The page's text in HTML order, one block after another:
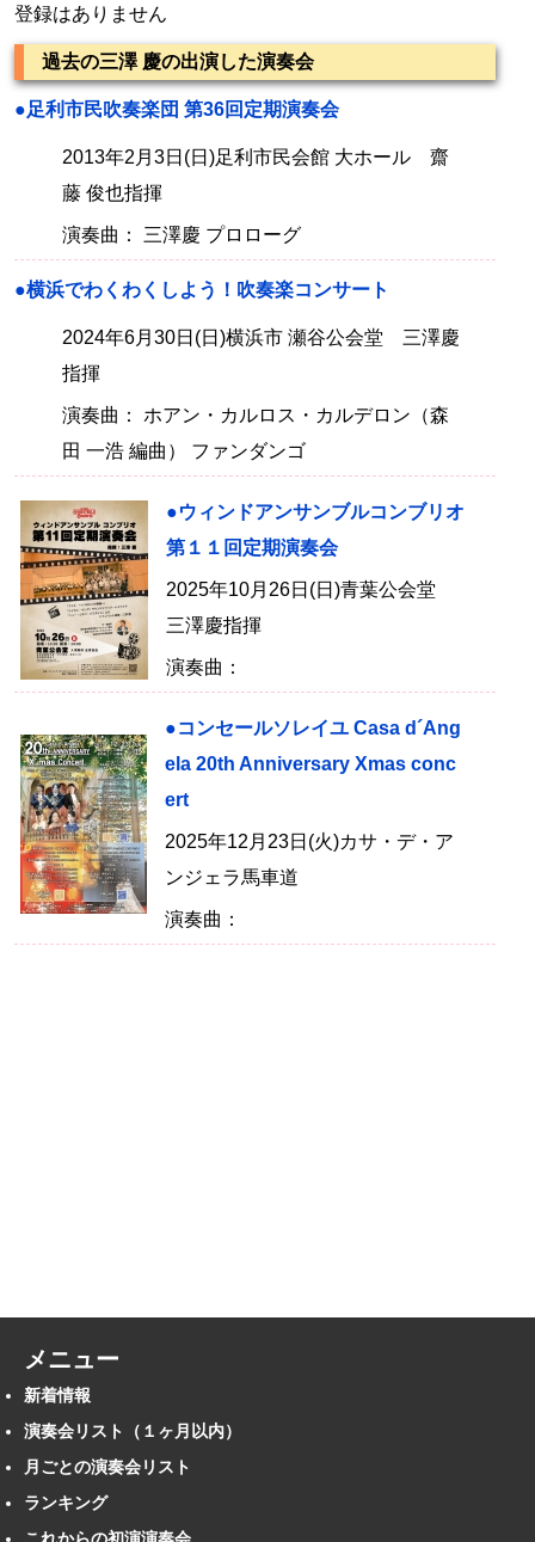
登録はありません
過去の三澤 慶の出演した演奏会
●足利市民吹奏楽団 第36回定期演奏会
2013年2月3日(日)足利市民会館 大ホール 齋
藤 俊也指揮
演奏曲： 三澤慶 プロローグ
●横浜でわくわくしよう！吹奏楽コンサート
2024年6月30日(日)横浜市 瀬谷公会堂 三澤慶
指揮
演奏曲： ホアン・カルロス・カルデロン（森
田 一浩 編曲） ファンダンゴ
●ウィンドアンサンブルコンブリオ
第１１回定期演奏会
2025年10月26日(日)青葉公会堂
三澤慶指揮
演奏曲：
●コンセールソレイユ Casa d´Ang
ela 20th Anniversary Xmas conc
ert
2025年12月23日(火)カサ・デ・ア
ンジェラ馬車道
演奏曲：
メニュー
新着情報
演奏会リスト（１ヶ月以内）
月ごとの演奏会リスト
ランキング